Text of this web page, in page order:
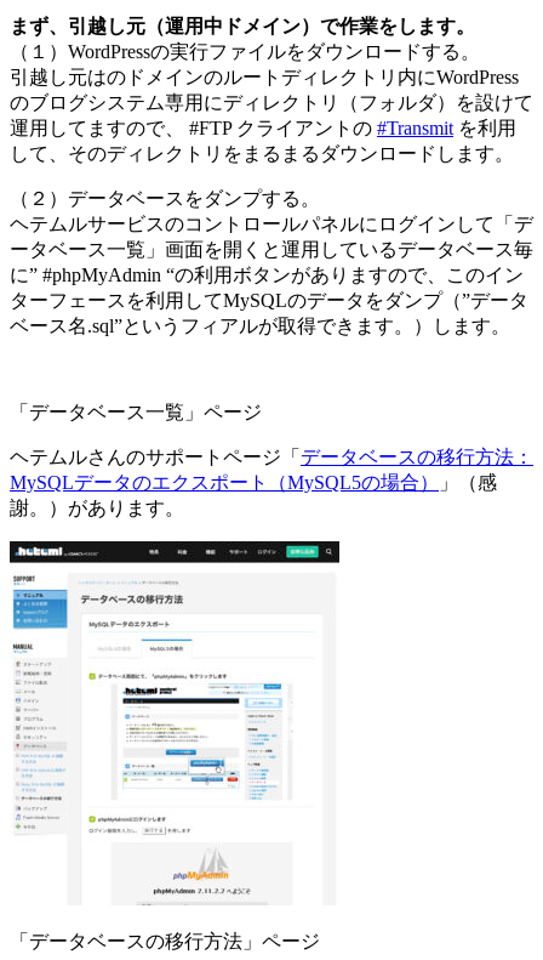
まず、引越し元（運用中ドメイン）で作業をします。
（１）WordPressの実行ファイルをダウンロードする。
引越し元はのドメインのルートディレクトリ内にWordPress
のブログシステム専用にディレクトリ（フォルダ）を設けて
運用してますので、 #FTP クライアントの #Transmit を利用
して、そのディレクトリをまるまるダウンロードします。
（２）データベースをダンプする。
ヘテムルサービスのコントロールパネルにログインして「デ
ータベース一覧」画面を開くと運用しているデータベース毎
に” #phpMyAdmin “の利用ボタンがありますので、このイン
ターフェースを利用してMySQLのデータをダンプ（”データ
ベース名.sql”というフィアルが取得できます。）します。
「データベース一覧」ページ
ヘテムルさんのサポートページ「 データベースの移行方法：
MySQLデータのエクスポート（MySQL5の場合）
」（感
謝。）があります。
「データベースの移行方法」ページ